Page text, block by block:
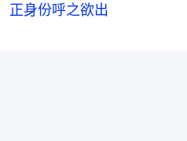
正身份呼之欲出